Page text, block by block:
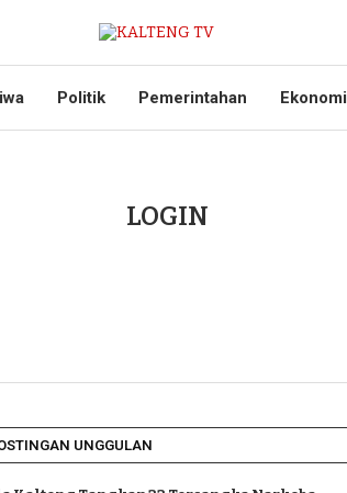
Politik Pemerintahan Ekonomi
LOGIN
UNGGULAN